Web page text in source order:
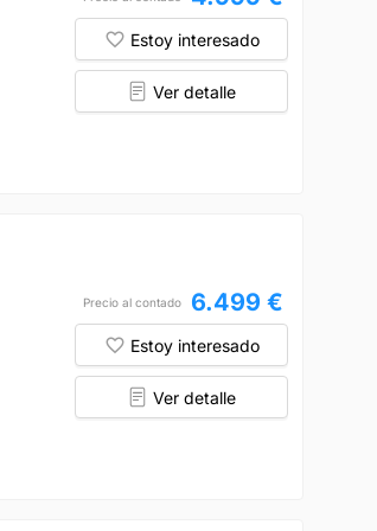
Estoy interesado
Ver detalle
Precio al contado 6.499 €
Estoy interesado
Ver detalle